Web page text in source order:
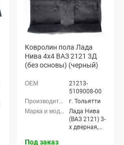
Ковролин пола Лада
Нива 4х4 ВАЗ 2121 3Д
(без основы) (черный)
21213-
5109008-00
г. Тольятти
Лада Нива
(ВАЗ 2121) 3-
х дверная,
Под заказ